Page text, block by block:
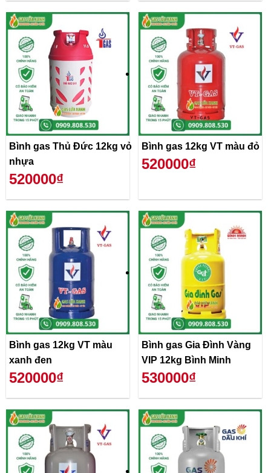
Bình gas Thủ Đức 12kg vỏ
nhựa
520000₫
Bình gas 12kg VT màu đỏ
520000₫
Bình gas 12kg VT màu
xanh đen
520000₫
Bình gas Gia Đình Vàng
VIP 12kg Bình Minh
530000₫